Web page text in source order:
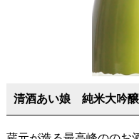
清酒あい娘 純米大吟